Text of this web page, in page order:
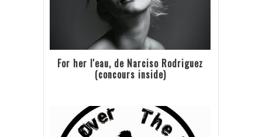
For her l'eau, de Narciso Rodriguez
(concours inside)